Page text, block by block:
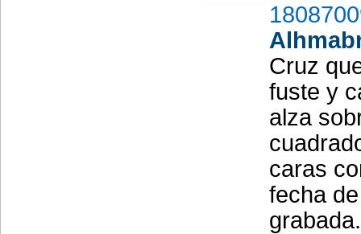
Cruz
fuste y
alza
caras
fecha